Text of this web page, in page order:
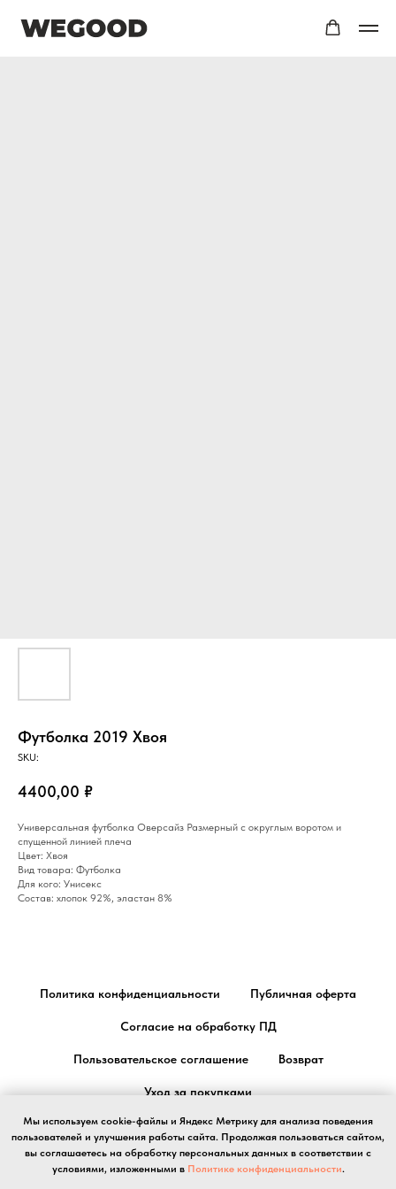
Футболка 2019 Хвоя
SKU:
4400,00 ₽
Универсальная футболка Оверсайз Размерный с округлым воротом и
спущенной линией плеча
Цвет: Хвоя
Вид товара: Футболка
Для кого: Унисекс
Состав: хлопок 92%, эластан 8%
Политика конфиденциальности Публичная оферта
Согласие на обработку ПД
Пользовательское соглашение Возврат
Уход за покупками
Мы используем cookie-файлы и Яндекс Метрику для анализа поведения
пользователей и улучшения работы сайта. Продолжая пользоваться сайтом,
вы соглашаетесь на обработку персональных данных в соответствии с
условиями, изложенными в Политике конфиденциальности.